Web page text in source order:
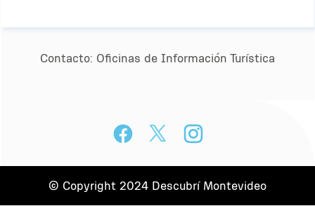
Contacto: Oﬁcinas de Información Turística
© Copyright 2024 Descubrí Montevideo